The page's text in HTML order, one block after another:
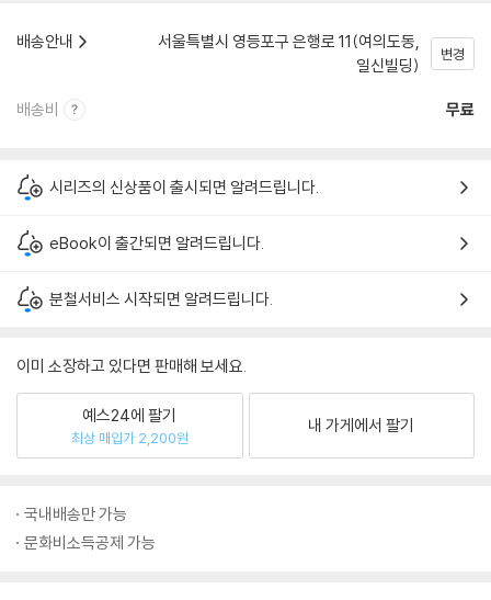
배송안내
서울특별시 영등포구 은행로 11(여의도동,
일신빌딩)
변경
배송비 무료
시리즈의 신상품이 출시되면 알려드립니다.
eBook이 출간되면 알려드립니다.
분철서비스 시작되면 알려드립니다.
이미 소장하고 있다면 판매해 보세요.
예스24에 팔기
최상 매입가 2,200원
내 가게에서 팔기
국내배송만 가능
문화비소득공제 가능